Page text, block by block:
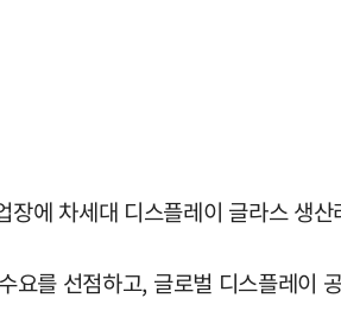
에 차세대 디스플레이 글라스 생
요를 선점하고, 글로벌 디스플레이